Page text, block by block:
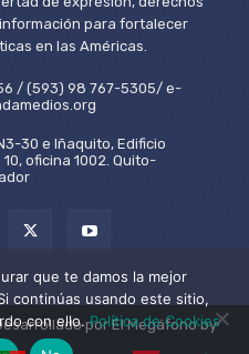
para fortalecer
en las Américas.
/ (593) 98 767-5305/ e-
30 e Iñaquito, Edificio
oficina 1002. Quito-
por El Megáfono by
que te damos la mejor
continúas usando este sitio,
con ello.Política de Cookies